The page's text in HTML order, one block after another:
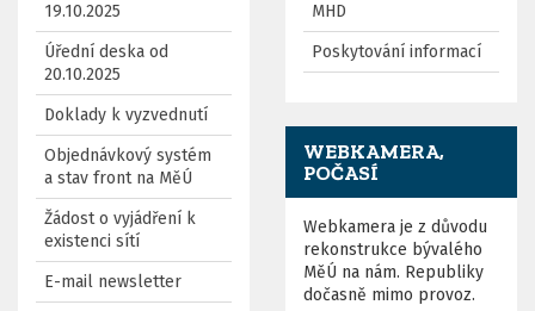
19.10.2025
Úřední deska od
20.10.2025
Doklady k vyzvednutí
Objednávkový systém
a stav front na MěÚ
Žádost o vyjádření k
existenci sítí
E-mail newsletter
MHD
Poskytování informací
WEBKAMERA,
POČASÍ
Webkamera je z důvodu
rekonstrukce bývalého
MěÚ na nám. Republiky
dočasně mimo provoz.